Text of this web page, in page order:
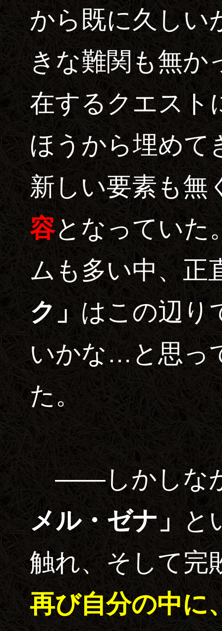
から既に久しい
きな難関も無か
在するクエスト
ほうから埋めて
新しい要素も無
容となっていた
ムも多い中、正
ク」はこの辺り
いかな…と思っ
た。
――しかしな
メル・ゼナ」
と
触れ、そして完
再び自分の中に